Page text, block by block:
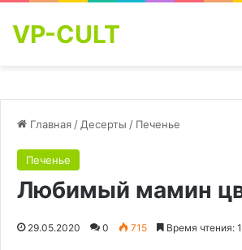
VP-CULT
Главная / Десерты / Печенье
Печенье
Любимый мамин
29.05.2020 0 715 Время чтения: